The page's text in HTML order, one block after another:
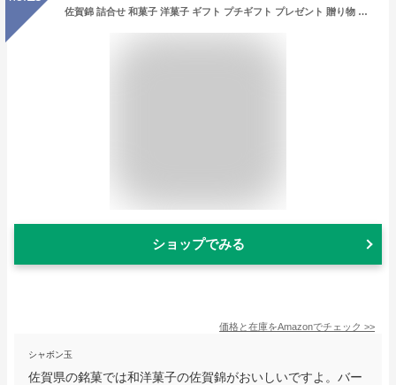
佐賀錦 詰合せ 和菓子 洋菓子 ギフト プチギフト プレゼント 贈り物 お見上げ 海外 人気 定番 お中元 お歳暮 (あずき16個入)
ショップでみる
価格と在庫をAmazonでチェック >>
シャボン玉
佐賀県の銘菓では和洋菓子の佐賀錦がおいしいですよ。バー